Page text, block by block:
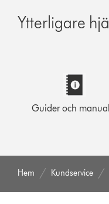
Ytterligare
Guider och
Hem Kundservice